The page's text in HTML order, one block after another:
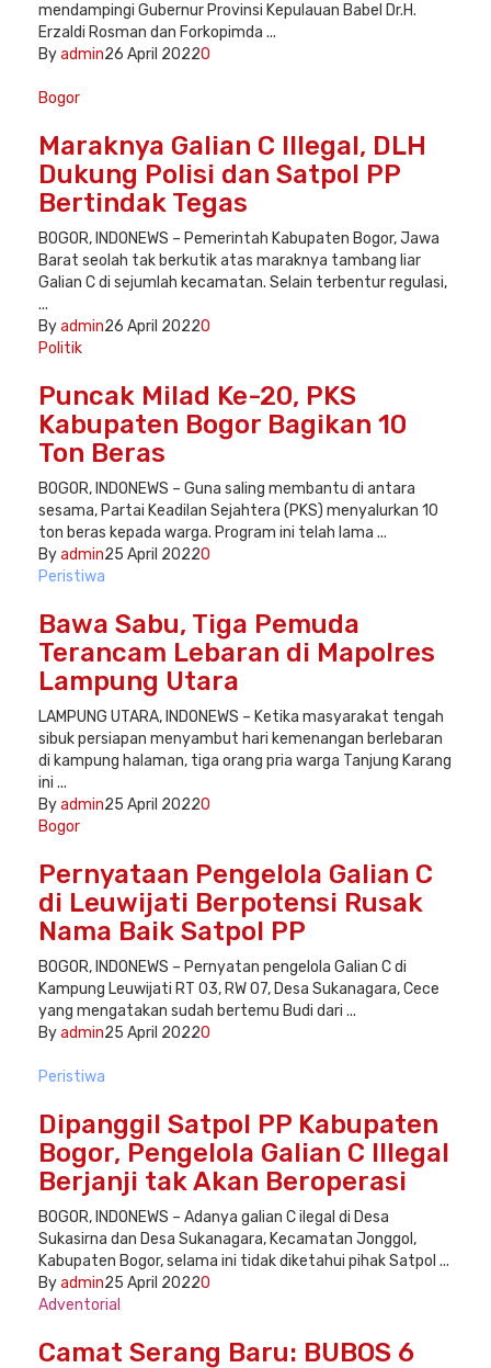
mendampingi Gubernur Provinsi Kepulauan Babel Dr.H.
Erzaldi Rosman dan Forkopimda ...
Byadmin26 April 20220
Bogor
Maraknya Galian C Illegal, DLH
Dukung Polisi dan Satpol PP
Bertindak Tegas
BOGOR, INDONEWS – Pemerintah Kabupaten Bogor, Jawa
Barat seolah tak berkutik atas maraknya tambang liar
Galian C di sejumlah kecamatan. Selain terbentur regulasi,
...
Byadmin26 April 20220
Politik
Puncak Milad Ke-20, PKS
Kabupaten Bogor Bagikan 10
Ton Beras
BOGOR, INDONEWS – Guna saling membantu di antara
sesama, Partai Keadilan Sejahtera (PKS) menyalurkan 10
ton beras kepada warga. Program ini telah lama ...
Byadmin25 April 20220
Peristiwa
Bawa Sabu, Tiga Pemuda
Terancam Lebaran di Mapolres
Lampung Utara
LAMPUNG UTARA, INDONEWS – Ketika masyarakat tengah
sibuk persiapan menyambut hari kemenangan berlebaran
di kampung halaman, tiga orang pria warga Tanjung Karang
ini ...
Byadmin25 April 20220
Bogor
Pernyataan Pengelola Galian C
di Leuwijati Berpotensi Rusak
Nama Baik Satpol PP
BOGOR, INDONEWS – Pernyatan pengelola Galian C di
Kampung Leuwijati RT 03, RW 07, Desa Sukanagara, Cece
yang mengatakan sudah bertemu Budi dari ...
Byadmin25 April 20220
Peristiwa
Dipanggil Satpol PP Kabupaten
Bogor, Pengelola Galian C Illegal
Berjanji tak Akan Beroperasi
BOGOR, INDONEWS – Adanya galian C ilegal di Desa
Sukasirna dan Desa Sukanagara, Kecamatan Jonggol,
Kabupaten Bogor, selama ini tidak diketahui pihak Satpol ...
Byadmin25 April 20220
Adventorial
Camat Serang Baru: BUBOS 6